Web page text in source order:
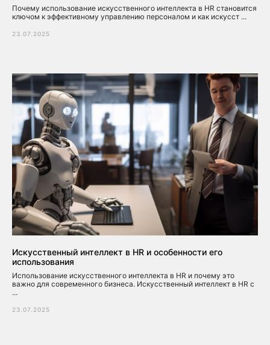
Почему использование искусственного интеллекта в HR становится
ключом к эффективному управлению персоналом и как искусст ...
23.07.2025
Искусственный интеллект в HR и особенности его
использования
Использование искусственного интеллекта в HR и почему это
важно для современного бизнеса. Искусственный интеллект в HR с
...
23.07.2025